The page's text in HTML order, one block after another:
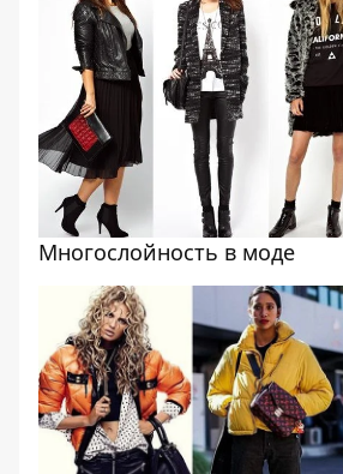
Многослойность в моде